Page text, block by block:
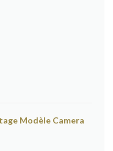
Modèle Camera